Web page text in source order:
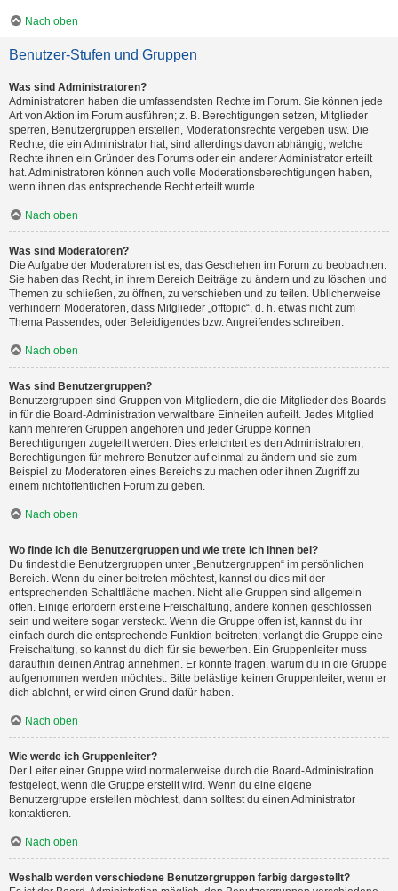
Nach oben
Benutzer-Stufen und Gruppen
Was sind Administratoren?
Administratoren haben die umfassendsten Rechte im Forum. Sie können jede
Art von Aktion im Forum ausführen; z. B. Berechtigungen setzen, Mitglieder
sperren, Benutzergruppen erstellen, Moderationsrechte vergeben usw. Die
Rechte, die ein Administrator hat, sind allerdings davon abhängig, welche
Rechte ihnen ein Gründer des Forums oder ein anderer Administrator erteilt
hat. Administratoren können auch volle Moderationsberechtigungen haben,
wenn ihnen das entsprechende Recht erteilt wurde.
Nach oben
Was sind Moderatoren?
Die Aufgabe der Moderatoren ist es, das Geschehen im Forum zu beobachten.
Sie haben das Recht, in ihrem Bereich Beiträge zu ändern und zu löschen und
Themen zu schließen, zu öffnen, zu verschieben und zu teilen. Üblicherweise
verhindern Moderatoren, dass Mitglieder „offtopic“, d. h. etwas nicht zum
Thema Passendes, oder Beleidigendes bzw. Angreifendes schreiben.
Nach oben
Was sind Benutzergruppen?
Benutzergruppen sind Gruppen von Mitgliedern, die die Mitglieder des Boards
in für die Board-Administration verwaltbare Einheiten aufteilt. Jedes Mitglied
kann mehreren Gruppen angehören und jeder Gruppe können
Berechtigungen zugeteilt werden. Dies erleichtert es den Administratoren,
Berechtigungen für mehrere Benutzer auf einmal zu ändern und sie zum
Beispiel zu Moderatoren eines Bereichs zu machen oder ihnen Zugriff zu
einem nichtöffentlichen Forum zu geben.
Nach oben
Wo finde ich die Benutzergruppen und wie trete ich ihnen bei?
Du findest die Benutzergruppen unter „Benutzergruppen“ im persönlichen
Bereich. Wenn du einer beitreten möchtest, kannst du dies mit der
entsprechenden Schaltfläche machen. Nicht alle Gruppen sind allgemein
offen. Einige erfordern erst eine Freischaltung, andere können geschlossen
sein und weitere sogar versteckt. Wenn die Gruppe offen ist, kannst du ihr
einfach durch die entsprechende Funktion beitreten; verlangt die Gruppe eine
Freischaltung, so kannst du dich für sie bewerben. Ein Gruppenleiter muss
daraufhin deinen Antrag annehmen. Er könnte fragen, warum du in die Gruppe
aufgenommen werden möchtest. Bitte belästige keinen Gruppenleiter, wenn er
dich ablehnt, er wird einen Grund dafür haben.
Nach oben
Wie werde ich Gruppenleiter?
Der Leiter einer Gruppe wird normalerweise durch die Board-Administration
festgelegt, wenn die Gruppe erstellt wird. Wenn du eine eigene
Benutzergruppe erstellen möchtest, dann solltest du einen Administrator
kontaktieren.
Nach oben
Weshalb werden verschiedene Benutzergruppen farbig dargestellt?